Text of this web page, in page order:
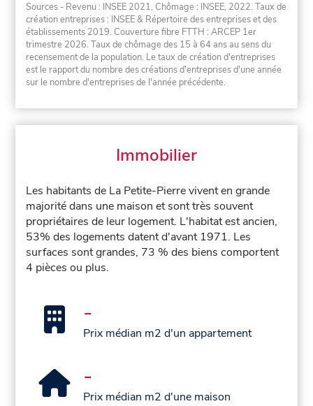
Sources - Revenu : INSEE 2021, Chômage : INSEE, 2022. Taux de
création entreprises : INSEE & Répertoire des entreprises et des
établissements 2019. Couverture fibre FTTH : ARCEP 1er
trimestre 2026. Taux de chômage des 15 à 64 ans au sens du
recensement de la population. Le taux de création d'entreprises
est le rapport du nombre des créations d'entreprises d'une année
sur le nombre d'entreprises de l'année précédente.
Immobilier
Les habitants de La Petite-Pierre vivent en grande
majorité dans une maison et sont très souvent
propriétaires de leur logement. L'habitat est ancien,
53% des logements datent d'avant 1971. Les
surfaces sont grandes, 73 % des biens comportent
4 pièces ou plus.
-
Prix médian m2 d'un appartement
-
Prix médian m2 d'une maison